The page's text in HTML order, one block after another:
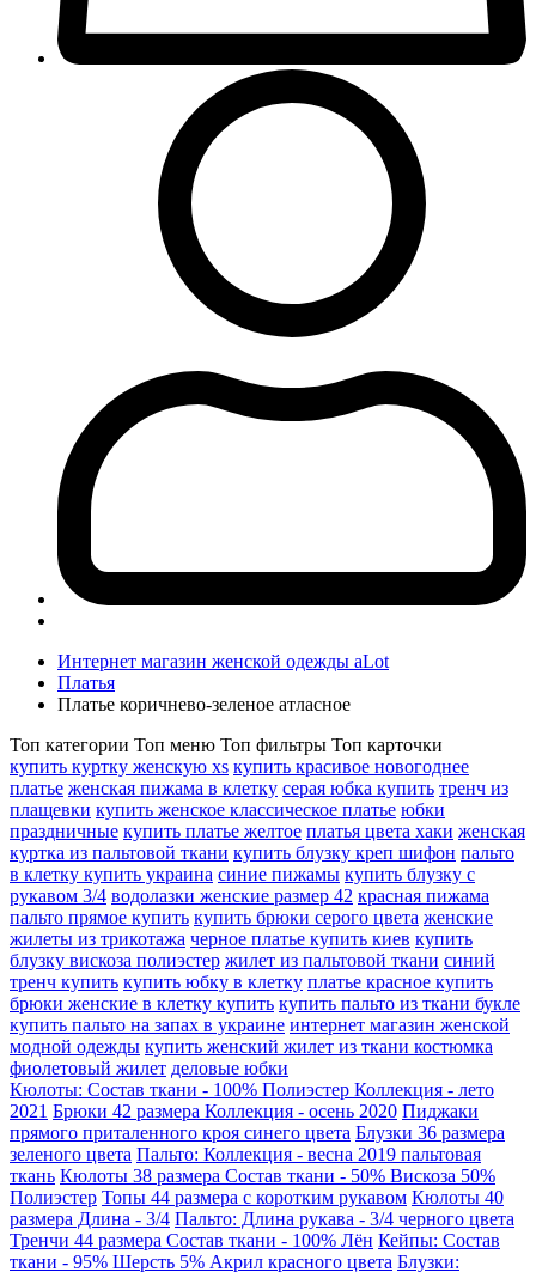
Интернет магазин женской одежды aLot
Платья
Платье коричнево-зеленое атласное
Топ категории Топ меню Топ фильтры Топ карточки
купить куртку женскую xs купить красивое новогоднее
платье женская пижама в клетку серая юбка купить тренч из
плащевки купить женское классическое платье юбки
праздничные купить платье желтое платья цвета хаки женская
куртка из пальтовой ткани купить блузку креп шифон пальто
в клетку купить украина синие пижамы купить блузку с
рукавом 3/4 водолазки женские размер 42 красная пижама
пальто прямое купить купить брюки серого цвета женские
жилеты из трикотажа черное платье купить киев купить
блузку вискоза полиэстер жилет из пальтовой ткани синий
тренч купить купить юбку в клетку платье красное купить
брюки женские в клетку купить купить пальто из ткани букле
купить пальто на запах в украине интернет магазин женской
модной одежды купить женский жилет из ткани костюмка
фиолетовый жилет деловые юбки
Кюлоты: Состав ткани - 100% Полиэстер Коллекция - лето
2021 Брюки 42 размера Коллекция - осень 2020 Пиджаки
прямого приталенного кроя синего цвета Блузки 36 размера
зеленого цвета Пальто: Коллекция - весна 2019 пальтовая
ткань Кюлоты 38 размера Состав ткани - 50% Вискоза 50%
Полиэстер Топы 44 размера с коротким рукавом Кюлоты 40
размера Длина - 3/4 Пальто: Длина рукава - 3/4 черного цвета
Тренчи 44 размера Состав ткани - 100% Лён Кейпы: Состав
ткани - 95% Шерсть 5% Акрил красного цвета Блузки: